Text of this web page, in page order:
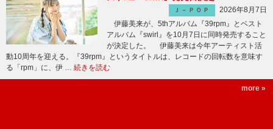
Ｊ－ＰＯＰ
2026年8月7日
伊藤美来が、5thアルバム『39rpm』とベスト
アルバム『swirl』を10月7日に同時発売すること
が決定した。 伊藤美来は今年アーティスト活
動10周年を迎える。『39rpm』というタイトルは、レコードの回転数を意味す
る「rpm」に、伊 … 続きを読む
more »